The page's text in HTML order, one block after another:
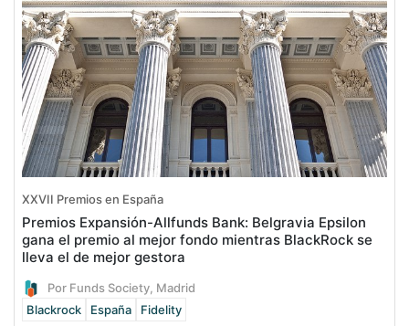
XXVII Premios en España
Premios Expansión-Allfunds Bank: Belgravia Epsilon
gana el premio al mejor fondo mientras BlackRock se
lleva el de mejor gestora
Por Funds Society, Madrid
Blackrock
España Fidelity